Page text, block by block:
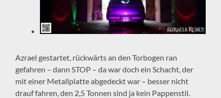
Azrael gestartet, rückwärts an den Torbogen ran
gefahren – dann STOP – da war doch ein Schacht, der
mit einer Metallplatte abgedeckt war – besser nicht
drauf fahren, den 2,5 Tonnen sind ja kein Pappenstil.